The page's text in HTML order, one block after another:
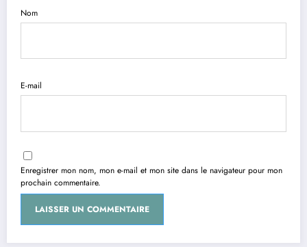
Nom
E-mail
Enregistrer mon nom, mon e-mail et mon site dans le navigateur pour mon
prochain commentaire.